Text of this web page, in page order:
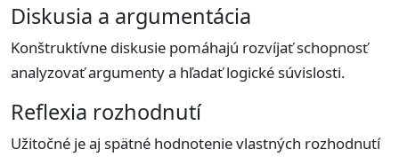
Diskusia a argumentácia
Konštruktívne diskusie pomáhajú rozvíjať schopnosť
analyzovať argumenty a hľadať logické súvislosti.
Reflexia rozhodnutí
Užitočné je aj spätné hodnotenie vlastných rozhodnutí